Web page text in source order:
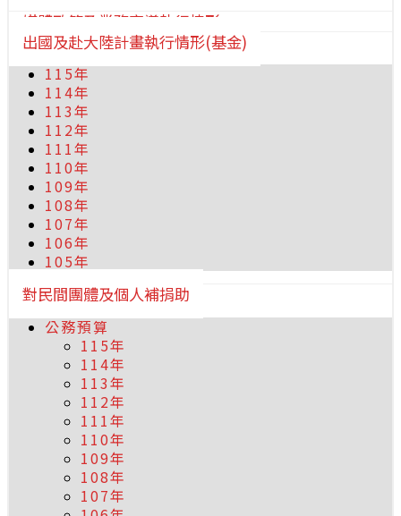
媒體政策及業務宣導執行情形
出國及赴大陸計畫執行情形(基金)
115年
114年
113年
112年
111年
110年
109年
108年
107年
106年
105年
對民間團體及個人補捐助
公務預算
115年
114年
113年
112年
111年
110年
109年
108年
107年